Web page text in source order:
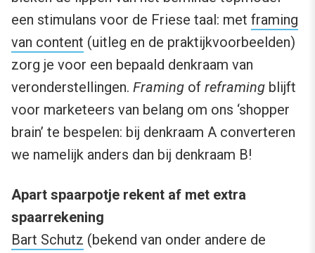
een stimulans voor de Friese taal: met framing
van content (uitleg en de praktijkvoorbeelden)
zorg je voor een bepaald denkraam van
veronderstellingen. Framing of reframing blijft
voor marketeers van belang om ons ‘shopper
brain’ te bespelen: bij denkraam A converteren
we namelijk anders dan bij denkraam B!
Apart spaarpotje rekent af met extra
spaarrekening
Bart Schutz (bekend van onder andere de